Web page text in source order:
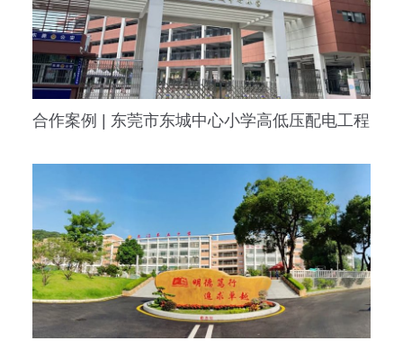
合作案例 | 东莞市东城中心小学高低压配电工程